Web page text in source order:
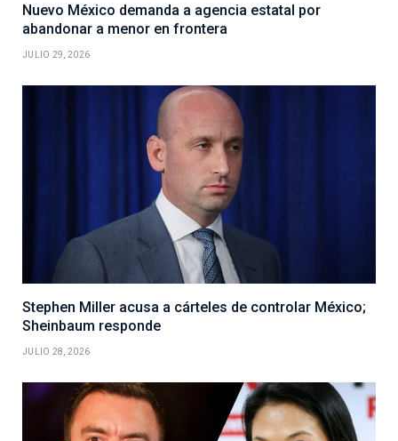
Nuevo México demanda a agencia estatal por
abandonar a menor en frontera
JULIO 29, 2026
Stephen Miller acusa a cárteles de controlar México;
Sheinbaum responde
JULIO 28, 2026